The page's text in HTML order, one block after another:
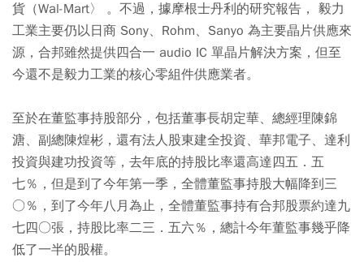
貨（Wal-Mart〉 。不過，據摩根士丹利的研究報告， 毅力
工業主要仍以日商 Sony、Rohm、Sanyo 為主要晶片供應來
源，合邦雖然提供四合一 audio IC 單晶片解決方案，但至
今還不是毅力工業的核心零組件供應業者。
至於在董監事持股部分，包括董事長胡定華、總經理陳錦
溏、副總陳煌彬，還有法人股東建全投資、華邦電子、達利
投資與建功投資等，去年底的持股比率還高達四五．五
七％，但是到了今年第一季，全體董監事持股大幅降到三
○％，到了今年八月為止，全體董監事持有合邦股票約達九
七四○張，持股比率二三．五六％，總計今年董監事幾乎降
低了一半的股權。